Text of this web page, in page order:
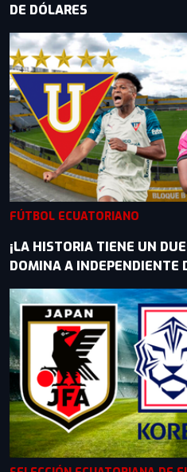
DE DÓLARES
FÚTBOL ECUATORIANO
¡LA HISTORIA TIENE UN
DOMINA A INDEPENDIENTE